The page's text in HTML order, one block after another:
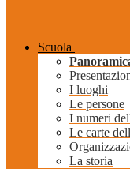
Scuola
I luoghi
Le persone
I numeri
Le carte
La storia